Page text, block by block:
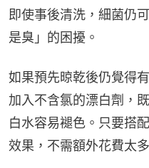
即使事後清洗，細菌仍
是臭」的困擾。
如果預先晾乾後仍覺得
加入不含氯的漂白劑，
白水容易褪色。只要搭
效果，不需額外花費太